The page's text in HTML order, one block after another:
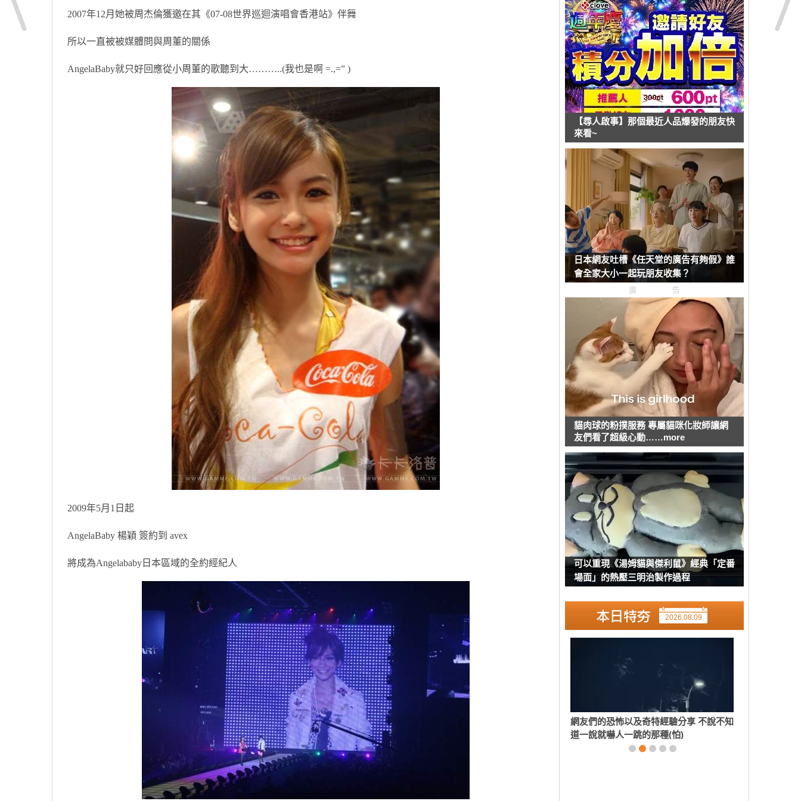
2007年12月她被周杰倫獲邀在其《07-08世界巡迴演唱會香港站》伴舞
所以一直被被媒體問與周董的關係
AngelaBaby就只好回應從小周董的歌聽到大………..(我也是啊 =.,=” )
2009年5月1日起
AngelaBaby 楊穎 簽約到 avex
將成為Angelababy日本區域的全約經紀人
【尋人啟事】那個最近人品爆發的朋友快
來看~
日本網友吐槽《任天堂的廣告有夠假》誰
會全家大小一起玩朋友收集？
廣告
貓肉球的粉撲服務 專屬貓咪化妝師讓網
友們看了超級心動……more
可以重現《湯姆貓與傑利鼠》經典「定番
場面」的熱壓三明治製作過程
2026.08.09